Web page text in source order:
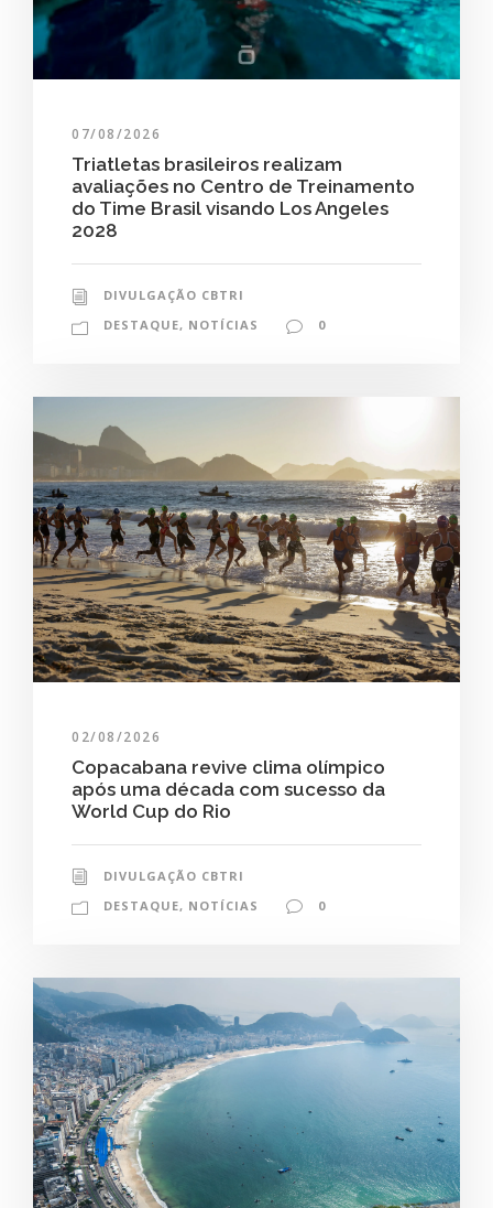
07/08/2026
Triatletas brasileiros realizam
avaliações no Centro de Treinamento
do Time Brasil visando Los Angeles
2028
DIVULGAÇÃO CBTRI
DESTAQUE, NOTÍCIAS 0
02/08/2026
Copacabana revive clima olímpico
após uma década com sucesso da
World Cup do Rio
DIVULGAÇÃO CBTRI
DESTAQUE, NOTÍCIAS 0